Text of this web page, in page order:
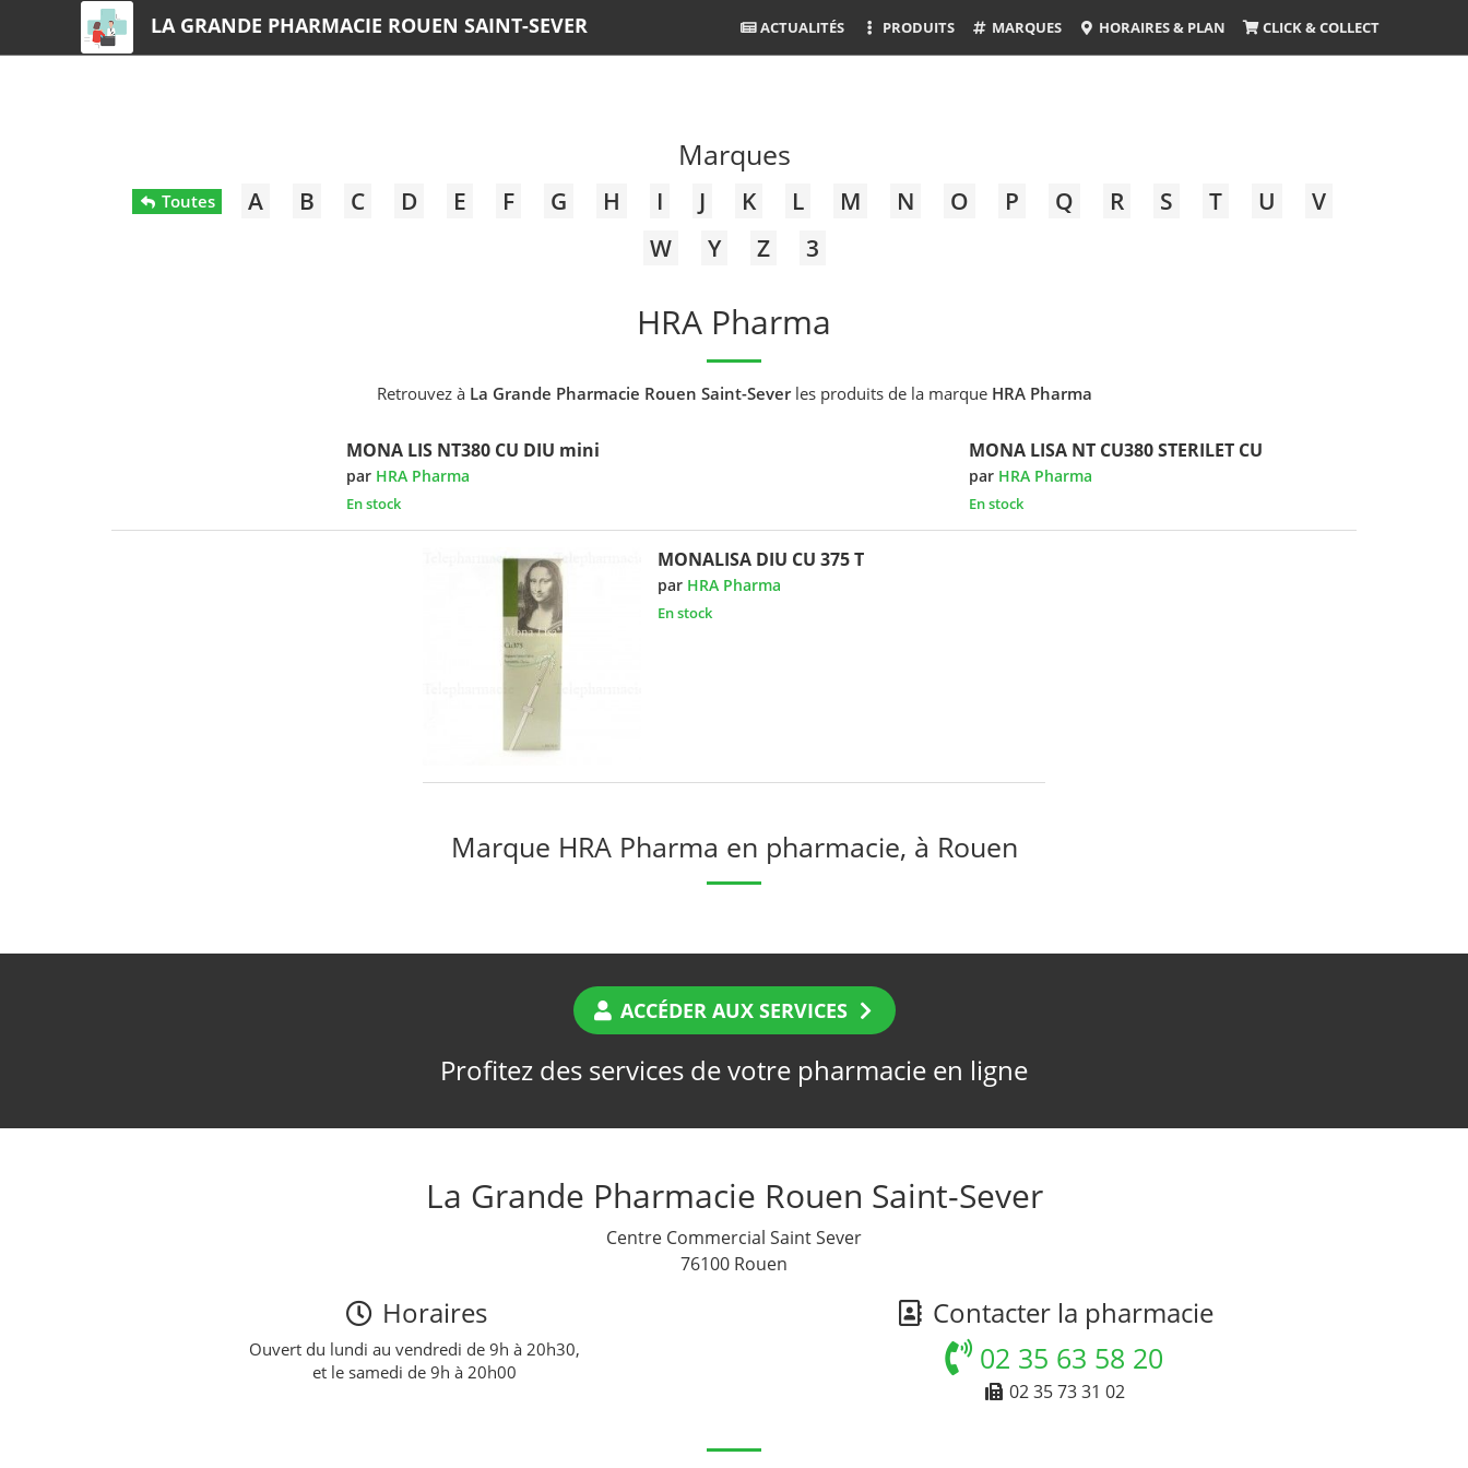
LA GRANDE PHARMACIE ROUEN SAINT-SEVER ACTUALITÉS PRODUITS MARQUES HORAIRES & PLAN CLICK & COLLECT
Marques
Toutes A B C D E F G H I J K L M N O P Q R S T U
V
W
Y Z 3
HRA Pharma
Retrouvez à La Grande Pharmacie Rouen Saint-Severles produits de la marque HRA Pharma
MONA LIS NT380 CU DIU mini
par HRA Pharma
En stock
MONA LISA NT CU380 STERILET CU
par HRA Pharma
En stock
MONALISA DIU CU 375 T
par HRA Pharma
En stock
Marque HRA Pharma en pharmacie, à Rouen
ACCÉDER AUX SERVICES
Profitez des services de votre pharmacie en ligne
La Grande Pharmacie Rouen Saint-Sever
Centre Commercial Saint Sever
76100 Rouen
Horaires
Ouvert du lundi au vendredi de 9h à 20h30,
et le samedi de 9h à 20h00
Contacter la pharmacie
02 35 63 58 20
02 35 73 31 02